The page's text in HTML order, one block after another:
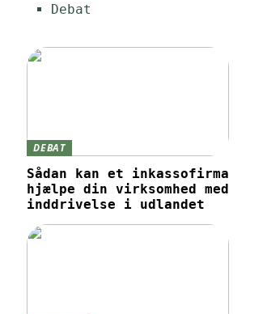
Debat
DEBAT
Sådan kan et inkassofirma
hjælpe din virksomhed med
inddrivelse i udlandet